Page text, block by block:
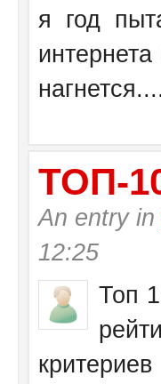
я год
нагнется....
ТО­П-
An entry in
12:25
Топ